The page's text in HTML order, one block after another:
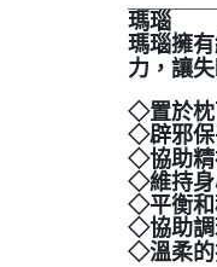
瑪瑙
瑪瑙擁
力，讓
◇置於枕
◇辟邪保
◇協助精
◇維持身
◇平衡和
◇協助調
◇溫柔的